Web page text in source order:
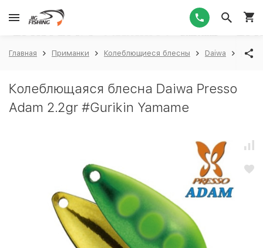
Главная Приманки Колеблющиеся блесны Daiwa
Колеблющаяся блесна Daiwa Presso
Adam 2.2gr #Gurikin Yamame